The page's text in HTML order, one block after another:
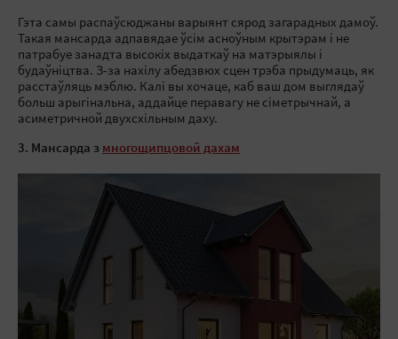
Гэта самы распаўсюджаны варыянт сярод загарадных дамоў.
Такая мансарда адпавядае ўсім асноўным крытэрам і не
патрабуе занадта высокіх выдаткаў на матэрыялы і
будаўніцтва. З-за нахілу абедзвюх сцен трэба прыдумаць, як
расстаўляць мэблю. Калі вы хочаце, каб ваш дом выглядаў
больш арыгінальна, аддайце перавагу не сіметрычнай, а
асиметричной двухсхільным даху.
3. Мансарда з многощипцовой дахам